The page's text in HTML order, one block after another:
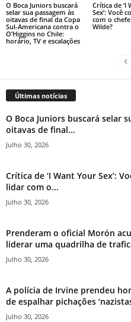
O Boca Juniors buscará
selar sua passagem às
oitavas de final da Copa
Sul-Americana contra o
O’Higgins no Chile:
horário, TV e escalações
Crítica de ‘I
Sex’: Você
com o
Wilde?
Últimas notícias
O Boca Juniors buscará selar
oitavas de final...
Julho 30, 2026
Crítica de ‘I Want Your Sex’:
lidar com o...
Julho 30, 2026
Prenderam o oficial Morón
liderar uma quadrilha de
Julho 30, 2026
A polícia de Irvine prendeu
de espalhar pichações
Julho 30, 2026